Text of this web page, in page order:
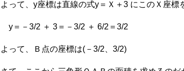
よって、y座標は直線の式y＝Ｘ＋3 にこのＸ座標
y＝－3/2 ＋ 3＝－3/2 ＋ 6/2＝3/2
よって、Ｂ点の座標は(－3/2、3/2)